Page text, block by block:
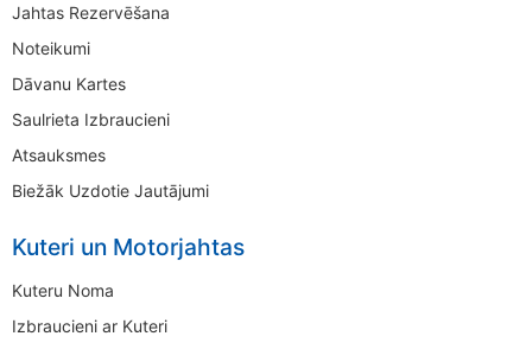
Jahtas Rezervēšana
Noteikumi
Dāvanu Kartes
Saulrieta Izbraucieni
Atsauksmes
Biežāk Uzdotie Jautājumi
Kuteri un Motorjahtas
Kuteru Noma
Izbraucieni ar Kuteri